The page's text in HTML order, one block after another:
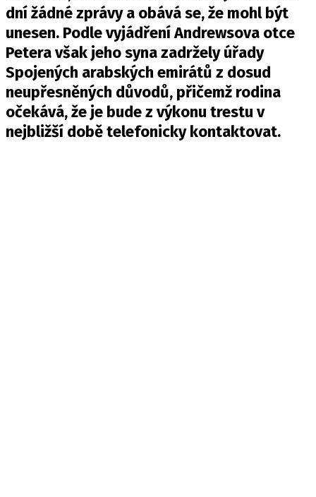
Provozovatelem serveru newsbox.cz je
INCORP MEDIA GROUP s.r.o., IČ: 118 23 054
dní žádné zprávy a obává se, že mohl být
unesen. Podle vyjádření Andrewsova otce
Petera však jeho syna zadržely úřady
Spojených arabských emirátů z dosud
neupřesněných důvodů, přičemž rodina
očekává, že je bude z výkonu trestu v
nejbližší době telefonicky kontaktovat.